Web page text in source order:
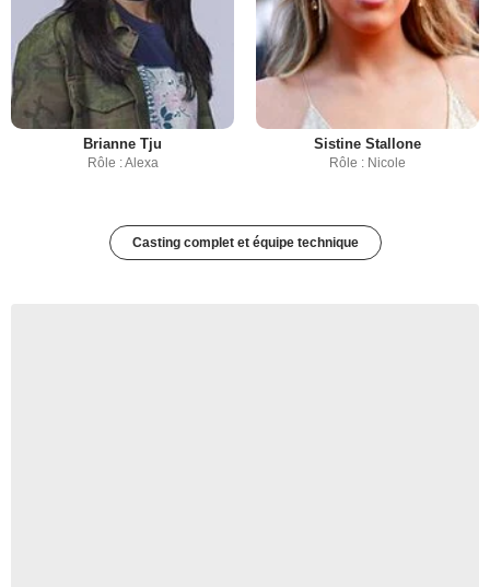
Brianne Tju
Rôle : Alexa
Sistine Stallone
Rôle : Nicole
Casting complet et équipe technique